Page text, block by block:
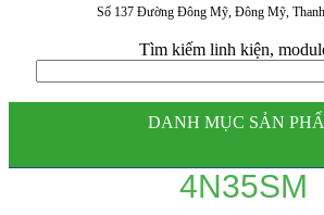
Số 137 Đường Đông Mỹ, Đông Mỹ,
Tìm kiếm linh kiện,
DANH MỤC SẢN
4N35SM